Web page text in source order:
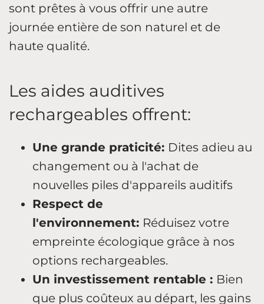
sont prêtes à vous offrir une autre
journée entière de son naturel et de
haute qualité.
Les aides auditives
rechargeables offrent:
Une grande praticité: Dites adieu au
changement ou à l'achat de
nouvelles piles d'appareils auditifs
Respect de
l'environnement: Réduisez votre
empreinte écologique grâce à nos
options rechargeables.
Un investissement rentable : Bien
que plus coûteux au départ, les gains